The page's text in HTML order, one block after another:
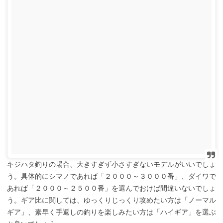
キジハタ釣りの場合、大きすぎず小さすぎないモデルがいいでしょ
う。具体的にシマノであれば「２０００～３０００番」、ダイワで
あれば「２０００～２５００番」を選んでおけば間違いないでしょ
う。ギア比に関しては、ゆっくりじっくり攻めたい方は「ノーマル
ギア」、素早く手返しの釣りを楽しみたい方は「ハイギア」を選ぶ